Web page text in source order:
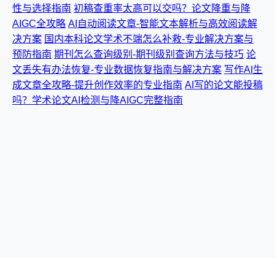
性与选择指南 初稿查重率太高可以交吗？论文降重与降
AIGC全攻略 AI自动阅读文章-智能文本解析与高效阅读解
决方案 国内本科论文学术不端怎么补救-专业解决方案与
预防指南 期刊怎么查询级别-期刊级别查询方法与技巧 论
文丢失有办法恢复-专业数据恢复指南与解决方案 写作AI生
成文章全攻略-提升创作效率的专业指南 AI写的论文能投稿
吗？学术论文AI检测与降AIGC完整指南